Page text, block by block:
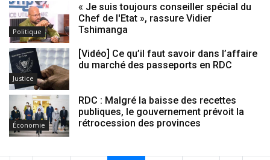
Politique
« Je suis toujours conseiller spécial du
Chef de l'Etat », rassure Vidier
Tshimanga
Justice
[Vidéo] Ce qu’il faut savoir dans l’affaire
du marché des passeports en RDC
Économie
RDC : Malgré la baisse des recettes
publiques, le gouvernement prévoit la
rétrocession des provinces